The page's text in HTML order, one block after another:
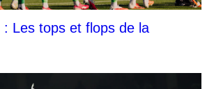
: Les tops et flops de la